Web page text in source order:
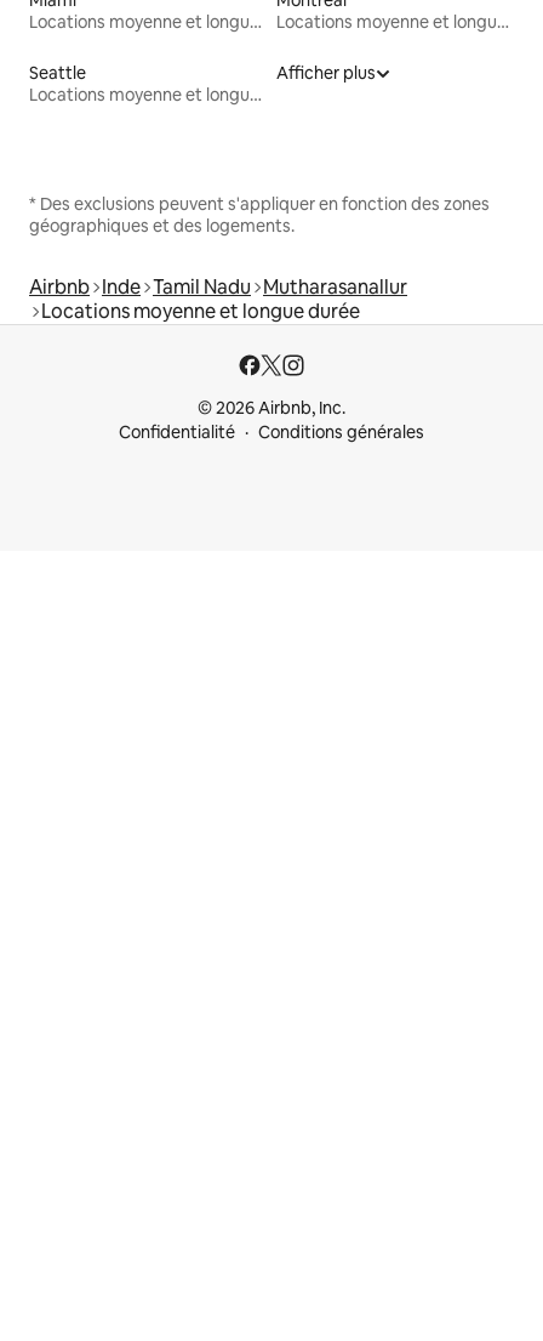
Locations moyenne et longue durée
Locations moyenne et longue durée
Seattle
Locations moyenne et longue durée
Afficher plus
* Des exclusions peuvent s'appliquer en fonction des zones
géographiques et des logements.
Airbnb Inde Tamil Nadu Mutharasanallur
Locations moyenne et longue durée
© 2026 Airbnb, Inc.
Confidentialité
Conditions générales